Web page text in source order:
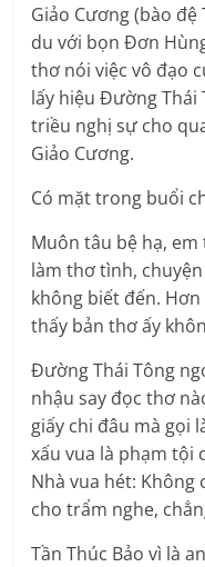
Giảo Cương (bào
du với bọn Đơn
thơ nói việc vô đạo
lấy hiệu Đường Thái
triều nghị sự cho
Giảo Cương.
Có mặt trong buổi
Muôn tâu bệ hạ,
làm thơ tình,
không biết đến.
thấy bản thơ ấy
Đường Thái Tông
nhậu say đọc thơ
giấy chi đâu mà gọi
xấu vua là phạm tội
Nhà vua hét:
cho trẩm nghe,
Tần Thúc Bảo vì là